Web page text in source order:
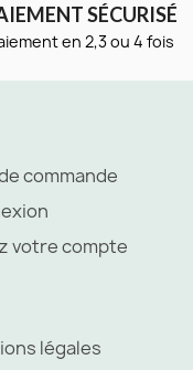
SÉCURISÉ
en 2,3 ou 4 fois
commande
votre compte
légales